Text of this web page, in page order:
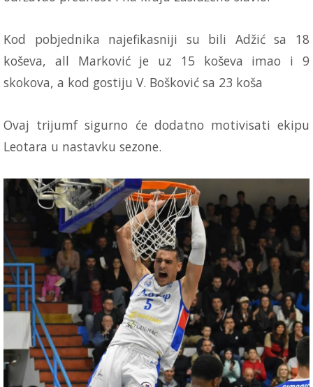
Kod pobjednika najefikasniji su bili Adžić sa 18
koševa, all Marković je uz 15 koševa imao i 9
skokova, a kod gostiju V. Bošković sa 23 koša
Ovaj trijumf sigurno će dodatno motivisati ekipu
Leotara u nastavku sezone.